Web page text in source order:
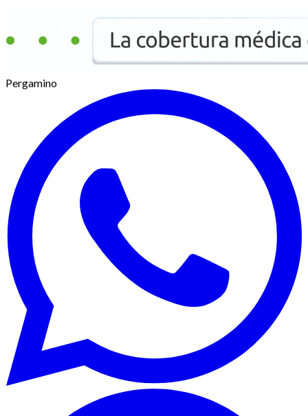
Pergamino